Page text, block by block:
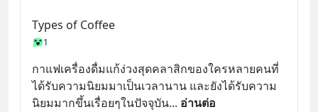
Types of Coffee
1
กาแฟเครื่องดื่มแก้ง่วงสุดคลาสิกของใครหลายคนที่
ได้รับความนิยมมาเป็นเวลานาน และยังได้รับความ
นิยมมากขึ้นเรื่อยๆในปัจจุบัน... อ่านต่อ